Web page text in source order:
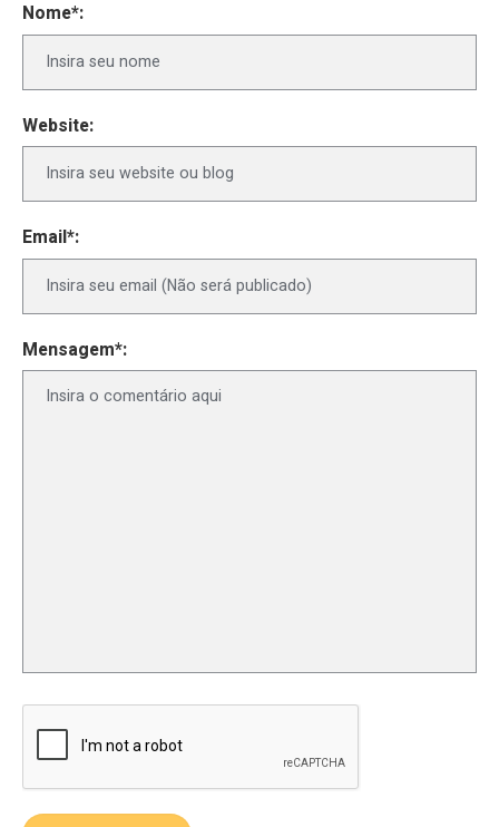
Nome*:
Website:
Email*:
Mensagem*: